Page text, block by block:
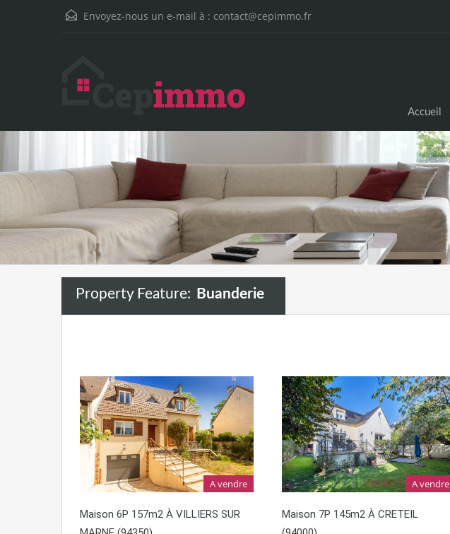
Envoyez-nous un e-mail à : contact@cepimmo.fr
Accueil
Property Feature: Buanderie
A vendre
Maison 6P 157m2 À VILLIERS SUR
A vendre
Maison 7P 145m2 À CRETEIL